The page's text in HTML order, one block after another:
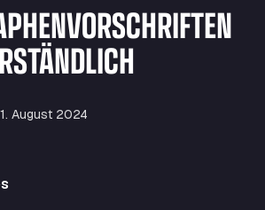
1. August 2024